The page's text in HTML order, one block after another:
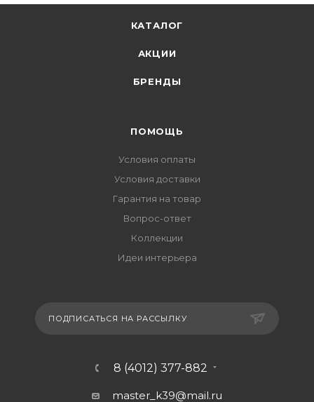
КАТАЛОГ
АКЦИИ
БРЕНДЫ
ПОМОЩЬ
Условия оплаты
Условия доставки
Гарантия на товар
Вопрос-ответ
Коллекции
Идеи интерьера
ПОДПИСАТЬСЯ НА РАССЫЛКУ
8 (4012) 377-882
master_k39@mail.ru